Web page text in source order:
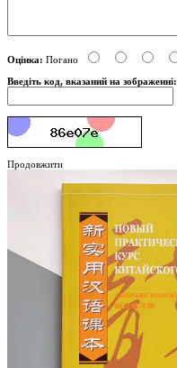
Оцінка: Погано
Введіть код, вказаний на зображенні:
Продовжити